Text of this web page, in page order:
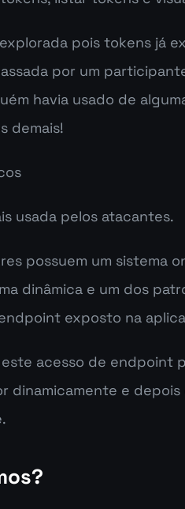
pois tokens já
por um
havia usado de
demais!
usada pelos atacantes.
possuem um sistema
dinâmica e um dos
exposto na
este acesso de endpoint
dinamicamente e depois